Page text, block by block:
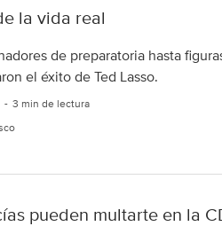
la vida real
de preparatoria hasta
el éxito de Ted Lasso.
3 min de lectura
pueden multarte en la